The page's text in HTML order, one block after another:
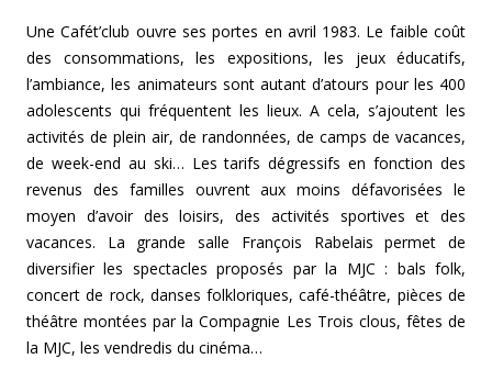
Une Cafét’club ouvre ses portes en avril 1983. Le faible coût
des consommations, les expositions, les jeux éducatifs,
l’ambiance, les animateurs sont autant d’atours pour les 400
adolescents qui fréquentent les lieux. A cela, s’ajoutent les
activités de plein air, de randonnées, de camps de vacances,
de week-end au ski… Les tarifs dégressifs en fonction des
revenus des familles ouvrent aux moins défavorisées le
moyen d’avoir des loisirs, des activités sportives et des
vacances. La grande salle François Rabelais permet de
diversifier les spectacles proposés par la MJC : bals folk,
concert de rock, danses folkloriques, café-théâtre, pièces de
théâtre montées par la Compagnie Les Trois clous, fêtes de
la MJC, les vendredis du cinéma…